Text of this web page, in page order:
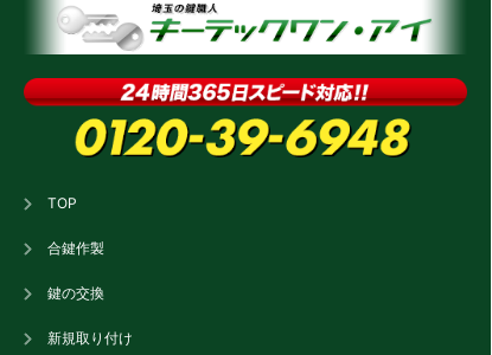
TOP
合鍵作製
鍵の交換
新規取り付け